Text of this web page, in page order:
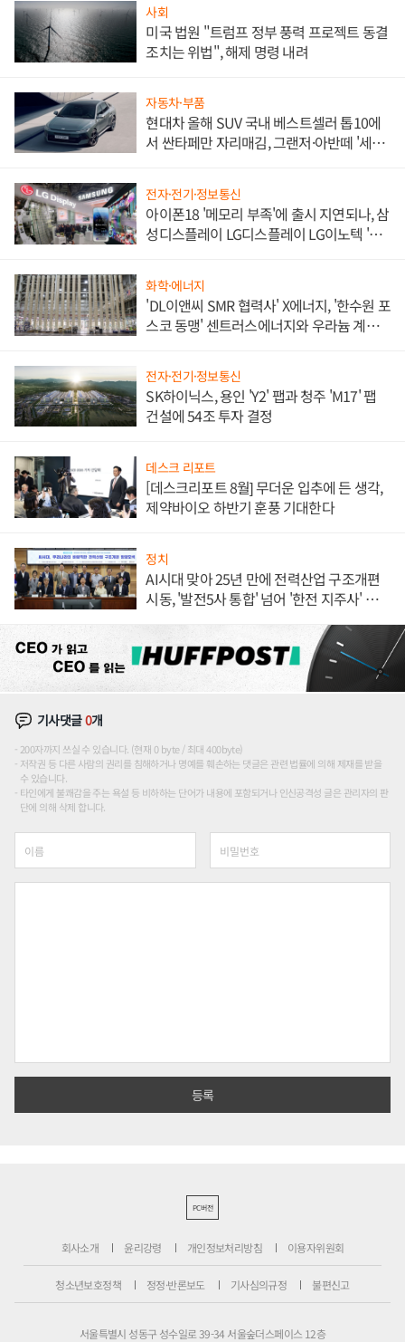
사회
미국 법원 "트럼프 정부 풍력 프로젝트 동결
조치는 위법", 해제 명령 내려
자동차·부품
현대차 올해 SUV 국내 베스트셀러 톱10에
서 싼타페만 자리매김, 그랜저·아반떼 '세단
전자·전기·정보통신
아이폰18 '메모리 부족'에 출시 지연되나, 삼
성디스플레이 LG디스플레이 LG이노텍 '탈
화학·에너지
'DL이앤씨 SMR 협력사' X에너지, '한수원 포
스코 동맹' 센트러스에너지와 우라늄 계약
전자·전기·정보통신
SK하이닉스, 용인 'Y2' 팹과 청주 'M17' 팹
건설에 54조 투자 결정
데스크 리포트
[데스크리포트 8월] 무더운 입추에 든 생각,
제약바이오 하반기 훈풍 기대한다
정치
AI시대 맞아 25년 만에 전력산업 구조개편
시동, '발전5사 통합' 넘어 '한전 지주사' 재편
기사댓글0개
200자까지 쓰실 수 있습니다. (현재 0 byte / 최대 400byte)
저작권 등 다른 사람의 권리를 침해하거나 명예를 훼손하는 댓글은 관련 법률에 의해 제재를 받을
수 있습니다.
타인에게 불쾌감을 주는 욕설 등 비하하는 단어가 내용에 포함되거나 인신공격성 글은 관리자의 판
단에 의해 삭제 합니다.
PC버전
회사소개 윤리강령 개인정보처리방침 이용자위원회
청소년보호정책 정정·반론보도 기사심의규정 불편신고
서울특별시 성동구 성수일로 39-34 서울숲더스페이스 12층